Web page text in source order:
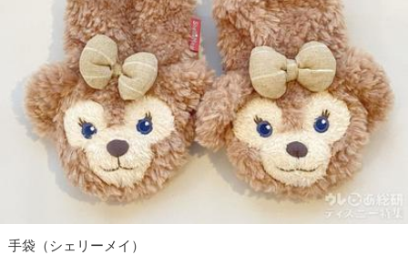
手袋（シェリーメイ）